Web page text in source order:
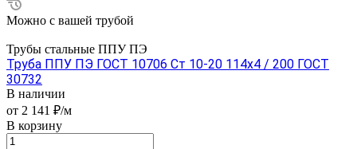
Можно с вашей трубой
Трубы стальные ППУ ПЭ
Труба ППУ ПЭ ГОСТ 10706 Ст 10-20 114x4 / 200 ГОСТ
30732
В наличии
от 2 141 ₽/м
В корзину